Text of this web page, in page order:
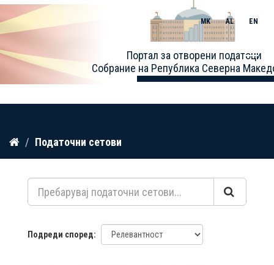
Прескокнете
содржина
Портал за отворени податоци
Собрание на Република Северна
MK AL EN
Toggle
Податочни сетови
Подреди според